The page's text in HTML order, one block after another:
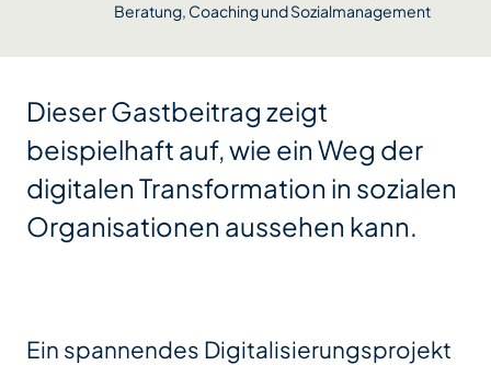
Beratung, Coaching und Sozialmanagement
Dieser Gastbeitrag zeigt
beispielhaft auf, wie ein Weg der
digitalen Transformation in sozialen
Organisationen aussehen kann.
Ein spannendes Digitalisierungsprojekt